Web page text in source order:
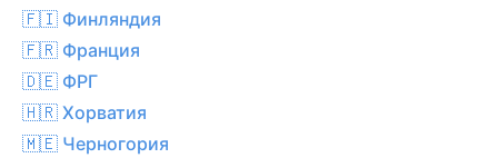
🇫🇮 Финляндия
🇫🇷 Франция
🇩🇪 ФРГ
🇭🇷 Хорватия
🇲🇪 Черногория